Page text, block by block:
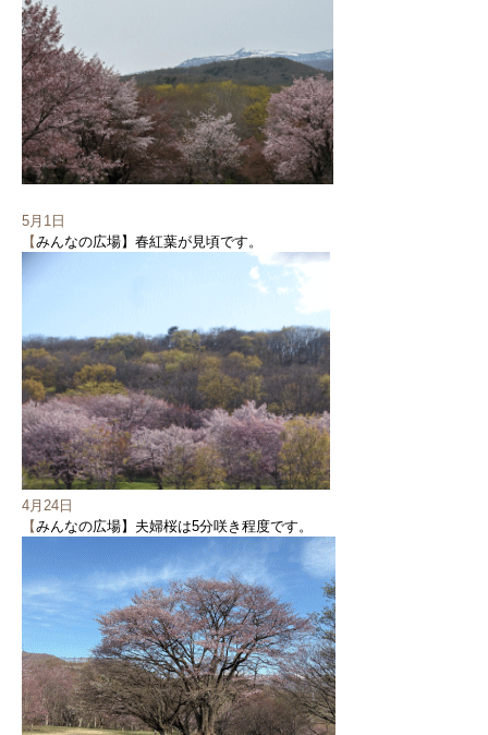
5月1日
【みんなの広場】春紅葉が見頃です。
4月24日
【みんなの広場】夫婦桜は5分咲き程度です。